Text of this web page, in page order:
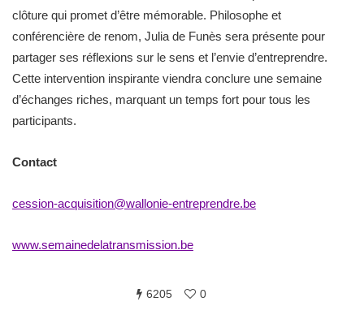
clôture qui promet d’être mémorable. Philosophe et
conférencière de renom, Julia de Funès sera présente pour
partager ses réflexions sur le sens et l’envie d’entreprendre.
Cette intervention inspirante viendra conclure une semaine
d’échanges riches, marquant un temps fort pour tous les
participants.
Contact
cession-acquisition@wallonie-entreprendre.be
www.semainedelatransmission.be
6205 0